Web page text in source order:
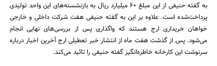
جستجو
به گفته حنیفی از این مبلغ 60 میلیارد ریال به بازنشسته‌های این واحد تولیدی
پرداخت‌شده است. علاوه بر این به گفته حنیفی هفت شرکت داخلی و خارجی
خواهان خریداری ارج هستند که واگذاری پس از بررسی‌های نهایی انجام
می‌شود. پس از گذشت هفت ماه از انتشار خبر تعطیلی ارج آخرین اخبار درباره
سرنوشت این کارخانه خاطره‌انگیز گفته حنیفی را تائید می‌کند.